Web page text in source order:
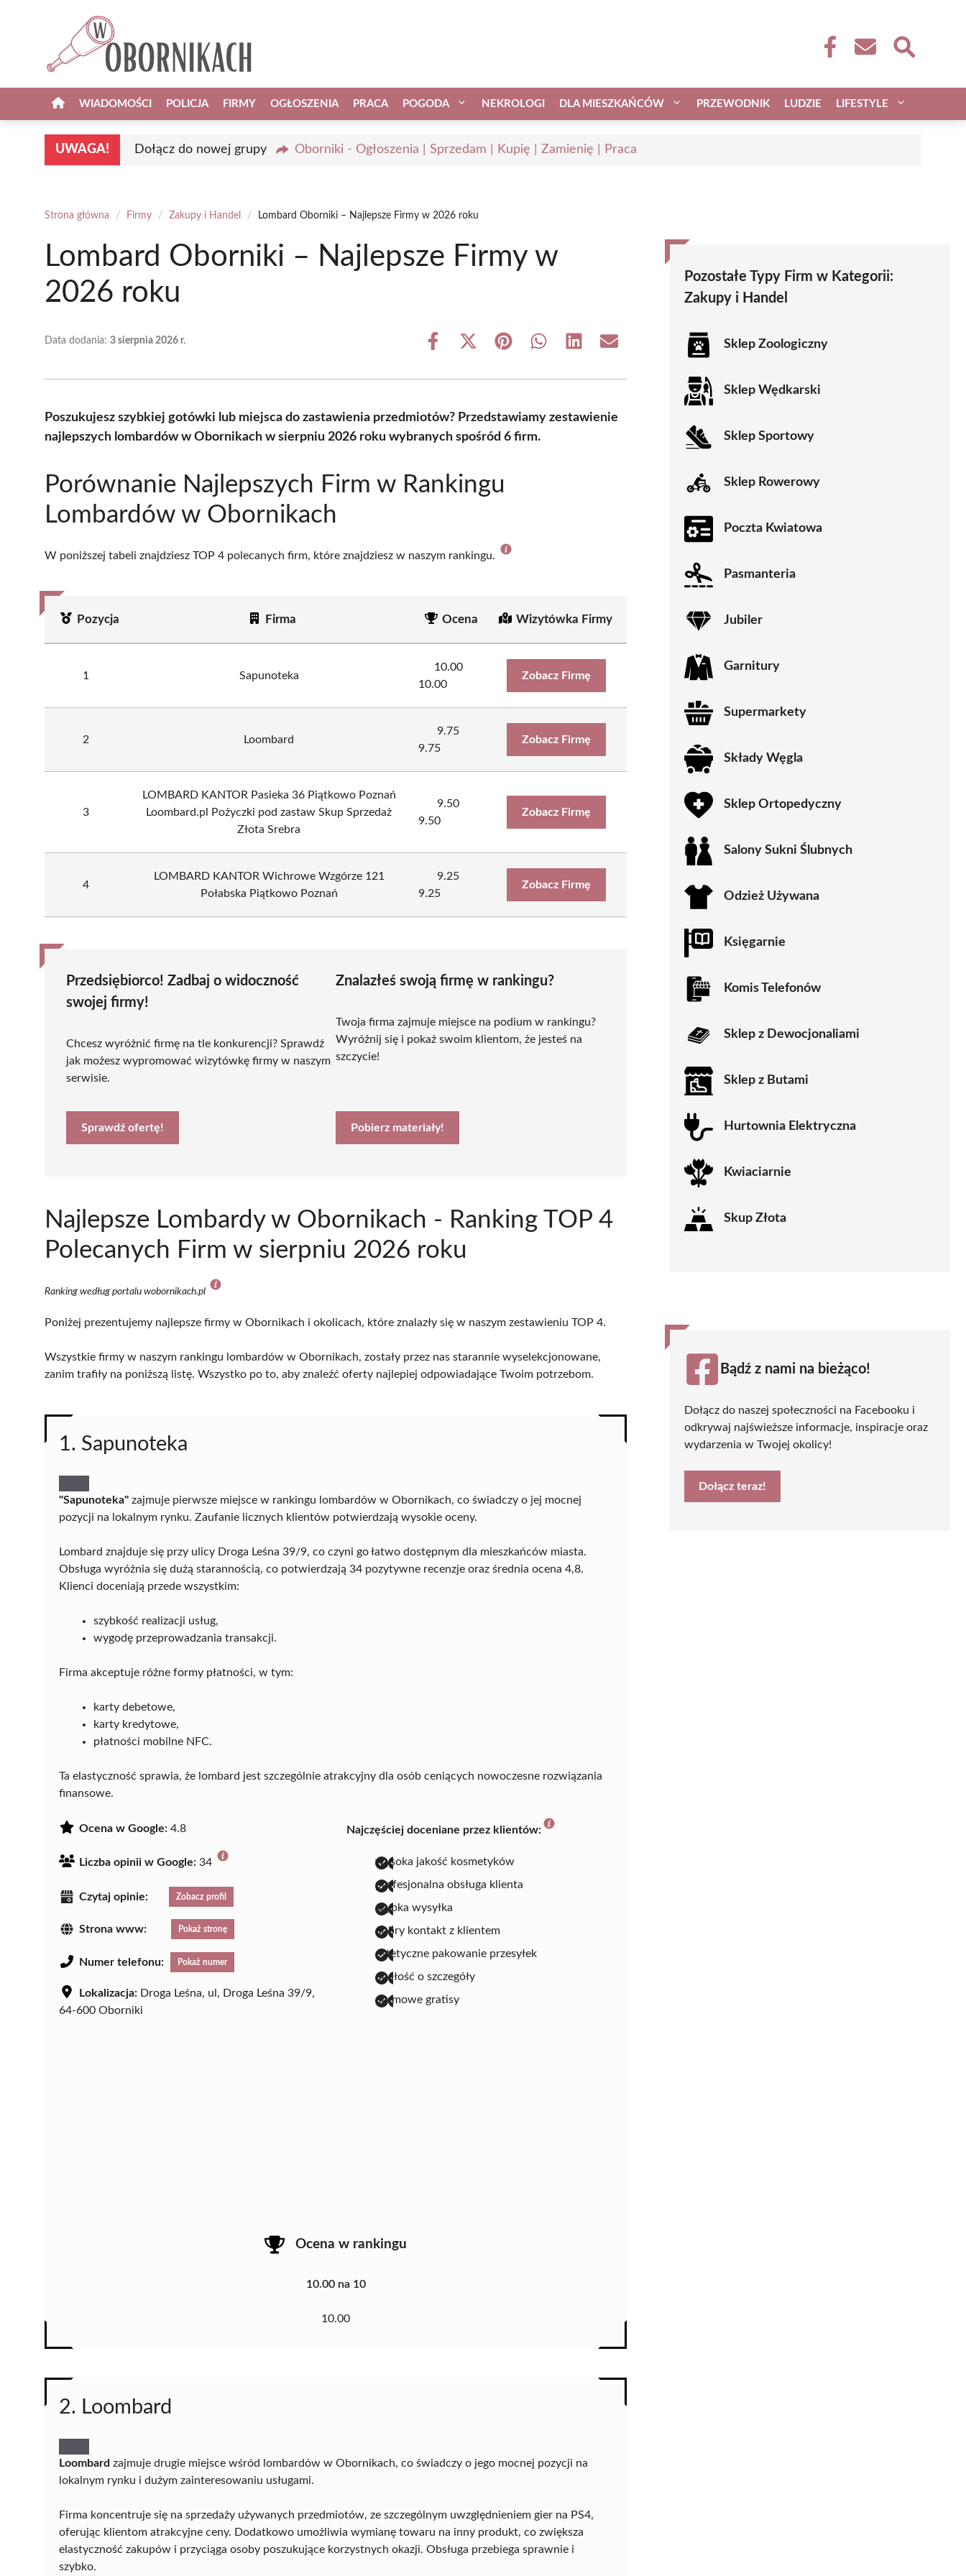
WIADOMOŚCI POLICJA FIRMY OGŁOSZENIA PRACA POGODA NEKROLOGI DLA MIESZKAŃCÓW PRZEWODNIK LUDZIE LIFESTYLE
UWAGA! Dołącz do nowej grupy Oborniki - Ogłoszenia | Sprzedam | Kupię | Zamienię | Praca
Strona główna / Firmy / Zakupy i Handel / Lombard Oborniki – Najlepsze Firmy w 2026 roku
Lombard Oborniki – Najlepsze Firmy w
2026 roku
Data dodania: 3 sierpnia 2026 r.
Share
Share
(Twitter)
Share Share Share Share
Poszukujesz szybkiej gotówki lub miejsca do zastawienia przedmiotów? Przedstawiamy zestawienie
najlepszych lombardów w Obornikach w sierpniu 2026 roku wybranych spośród 6 firm.
Porównanie Najlepszych Firm w Rankingu
Lombardów w Obornikach
W poniższej tabeli znajdziesz TOP 4 polecanych firm, które znajdziesz w naszym rankingu.
Pozycja Firma Ocena Wizytówka Firmy
1 Sapunoteka
10.00
10.00
Zobacz Firmę
2 Loombard
9.75
9.75
Zobacz Firmę
3
LOMBARD KANTOR Pasieka 36 Piątkowo Poznań
Loombard.pl Pożyczki pod zastaw Skup Sprzedaż
Złota Srebra
9.50
9.50
Zobacz Firmę
4
LOMBARD KANTOR Wichrowe Wzgórze 121
Połabska Piątkowo Poznań
9.25
9.25
Zobacz Firmę
Przedsiębiorco! Zadbaj o widoczność
swojej firmy!
Chcesz wyróżnić firmę na tle konkurencji? Sprawdź
jak możesz wypromować wizytówkę firmy w naszym
serwisie.
Sprawdź ofertę!
Znalazłeś swoją firmę w rankingu?
Twoja firma zajmuje miejsce na podium w rankingu?
Wyróżnij się i pokaż swoim klientom, że jesteś na
szczycie!
Pobierz materiały!
Najlepsze Lombardy w Obornikach - Ranking TOP 4
Polecanych Firm w sierpniu 2026 roku
Ranking według portalu wobornikach.pl
Poniżej prezentujemy najlepsze firmy w Obornikach i okolicach, które znalazły się w naszym zestawieniu TOP 4.
Wszystkie firmy w naszym rankingu lombardów w Obornikach, zostały przez nas starannie wyselekcjonowane,
zanim trafiły na poniższą listę. Wszystko po to, aby znaleźć oferty najlepiej odpowiadające Twoim potrzebom.
1. Sapunoteka
"Sapunoteka" zajmuje pierwsze miejsce w rankingu lombardów w Obornikach, co świadczy o jej mocnej
pozycji na lokalnym rynku. Zaufanie licznych klientów potwierdzają wysokie oceny.
Lombard znajduje się przy ulicy Droga Leśna 39/9, co czyni go łatwo dostępnym dla mieszkańców miasta.
Obsługa wyróżnia się dużą starannością, co potwierdzają 34 pozytywne recenzje oraz średnia ocena 4,8.
Klienci doceniają przede wszystkim:
szybkość realizacji usług,
wygodę przeprowadzania transakcji.
Firma akceptuje różne formy płatności, w tym:
karty debetowe,
karty kredytowe,
płatności mobilne NFC.
Ta elastyczność sprawia, że lombard jest szczególnie atrakcyjny dla osób ceniących nowoczesne rozwiązania
finansowe.
Ocena w Google: 4.8
Liczba opinii w Google: 34
Czytaj opinie: Zobacz profil
Strona www: Pokaż stronę
Numer telefonu: Pokaż numer
Lokalizacja: Droga Leśna, ul, Droga Leśna 39/9,
64-600 Oborniki
Najczęściej doceniane przez klientów:
wysoka jakość kosmetyków
profesjonalna obsługa klienta
szybka wysyłka
dobry kontakt z klientem
estetyczne pakowanie przesyłek
dbałość o szczegóły
darmowe gratisy
Ocena w rankingu
10.00 na 10
10.00
2. Loombard
Loombard zajmuje drugie miejsce wśród lombardów w Obornikach, co świadczy o jego mocnej pozycji na
lokalnym rynku i dużym zainteresowaniu usługami.
Firma koncentruje się na sprzedaży używanych przedmiotów, ze szczególnym uwzględnieniem gier na PS4,
oferując klientom atrakcyjne ceny. Dodatkowo umożliwia wymianę towaru na inny produkt, co zwiększa
elastyczność zakupów i przyciąga osoby poszukujące korzystnych okazji. Obsługa przebiega sprawnie i
szybko.
Pozostałe Typy Firm w Kategorii:
Zakupy i Handel
Sklep Zoologiczny
Sklep Wędkarski
Sklep Sportowy
Sklep Rowerowy
Poczta Kwiatowa
Pasmanteria
Jubiler
Garnitury
Supermarkety
Składy Węgla
Sklep Ortopedyczny
Salony Sukni Ślubnych
Odzież Używana
Księgarnie
Komis Telefonów
Sklep z Dewocjonaliami
Sklep z Butami
Hurtownia Elektryczna
Kwiaciarnie
Skup Złota
Bądź z nami na bieżąco!
Dołącz do naszej społeczności na Facebooku i
odkrywaj najświeższe informacje, inspiracje oraz
wydarzenia w Twojej okolicy!
Dołącz teraz!